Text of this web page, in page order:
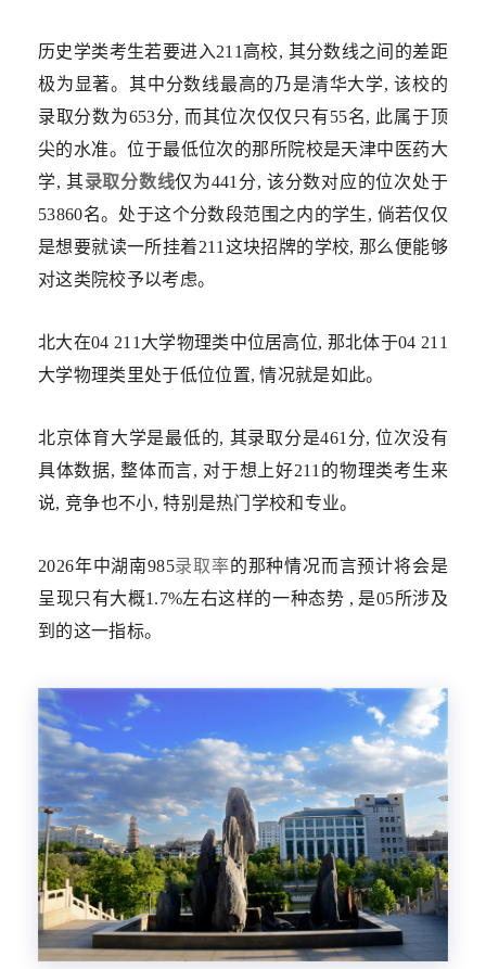
历史学类考生若要进入211高校, 其分数线之间的差距
极为显著。其中分数线最高的乃是清华大学, 该校的
录取分数为653分, 而其位次仅仅只有55名, 此属于顶
尖的水准。位于最低位次的那所院校是天津中医药大
学, 其录取分数线仅为441分, 该分数对应的位次处于
53860名。处于这个分数段范围之内的学生, 倘若仅仅
是想要就读一所挂着211这块招牌的学校, 那么便能够
对这类院校予以考虑。
北大在04 211大学物理类中位居高位, 那北体于04 211
大学物理类里处于低位位置, 情况就是如此。
北京体育大学是最低的, 其录取分是461分, 位次没有
具体数据, 整体而言, 对于想上好211的物理类考生来
说, 竞争也不小, 特别是热门学校和专业。
2026年中湖南985录取率的那种情况而言预计将会是
呈现只有大概1.7%左右这样的一种态势 , 是05所涉及
到的这一指标。